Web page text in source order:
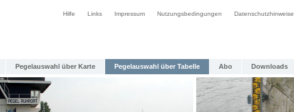
Hilfe Links Impressum Nutzungsbedingungen Datenschutzhinweise
Pegelauswahl über Karte Pegelauswahl über Tabelle Abo Downloads